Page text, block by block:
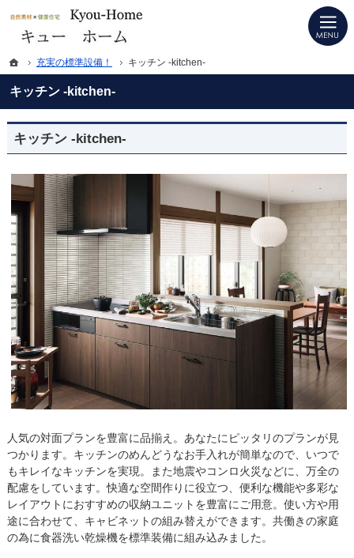
キッチン -kitchen-
プロの目線からご提案。徳島県板野郡の注文住宅・新築戸建てを手がける工務店
徳島県板野郡の新築・注文住宅・新築戸建てを手がける工務店ならキューホーム
キッチン -kitchen-
人気の対面プランを豊富に品揃え。あなたにピッタリのプランが見
つかります。キッチンのめんどうなお手入れが簡単なので、いつで
もキレイなキッチンを実現。また地震やコンロ火災などに、万全の
配慮をしています。快適な空間作りに役立つ、便利な機能や多彩な
レイアウトにおすすめの収納ユニットを豊富にご用意。使い方や用
途に合わせて、キャビネットの組み替えができます。共働きの家庭
の為に食器洗い乾燥機を標準装備に組み込みました。
ホーム
充実の標準設備！ キッチン -kitchen-